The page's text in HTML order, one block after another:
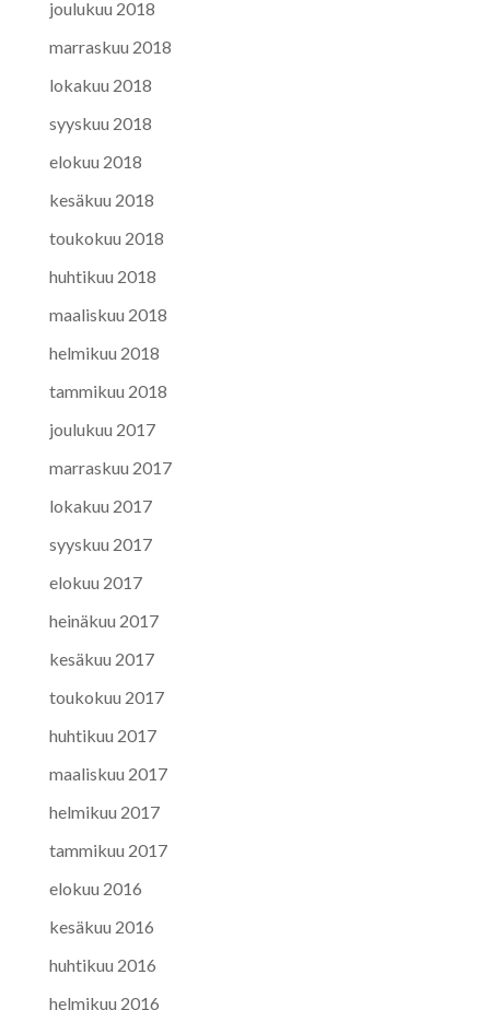
joulukuu 2018
marraskuu 2018
lokakuu 2018
syyskuu 2018
elokuu 2018
kesäkuu 2018
toukokuu 2018
huhtikuu 2018
maaliskuu 2018
helmikuu 2018
tammikuu 2018
joulukuu 2017
marraskuu 2017
lokakuu 2017
syyskuu 2017
elokuu 2017
heinäkuu 2017
kesäkuu 2017
toukokuu 2017
huhtikuu 2017
maaliskuu 2017
helmikuu 2017
tammikuu 2017
elokuu 2016
kesäkuu 2016
huhtikuu 2016
helmikuu 2016